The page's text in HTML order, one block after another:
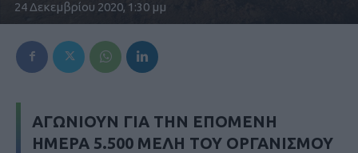
24 Δεκεμβρίου 2020, 1:30 μμ
ΑΓΩΝΙΟΥΝ ΓΙΑ ΤΗΝ ΕΠΟΜΕΝΗ
ΗΜΕΡΑ 5.500 ΜΕΛΗ ΤΟΥ ΟΡΓΑΝΙΣΜΟΥ